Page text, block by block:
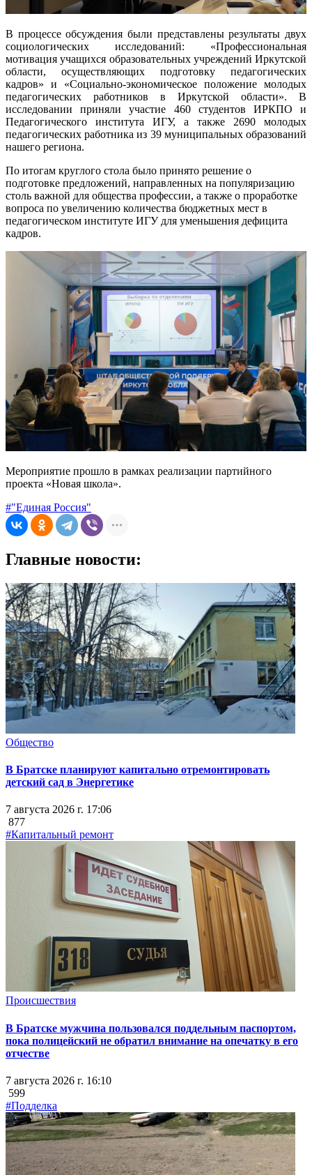
В процессе обсуждения были представлены результаты двух
социологических исследований: «Профессиональная
мотивация учащихся образовательных учреждений Иркутской
области, осуществляющих подготовку педагогических
кадров» и «Социально-экономическое положение молодых
педагогических работников в Иркутской области». В
исследовании приняли участие 460 студентов ИРКПО и
Педагогического института ИГУ, а также 2690 молодых
педагогических работника из 39 муниципальных образований
нашего региона.
По итогам круглого стола было принято решение о
подготовке предложений, направленных на популяризацию
столь важной для общества профессии, а также о проработке
вопроса по увеличению количества бюджетных мест в
педагогическом институте ИГУ для уменьшения дефицита
кадров.
Мероприятие прошло в рамках реализации партийного
проекта «Новая школа».
#"Единая Россия"
Главные новости:
Общество
В Братске планируют капитально отремонтировать
детский сад в Энергетике
7 августа 2026 г. 17:06
877
#Капитальный ремонт
Происшествия
В Братске мужчина пользовался поддельным паспортом,
пока полицейский не обратил внимание на опечатку в его
отчестве
7 августа 2026 г. 16:10
599
#Подделка